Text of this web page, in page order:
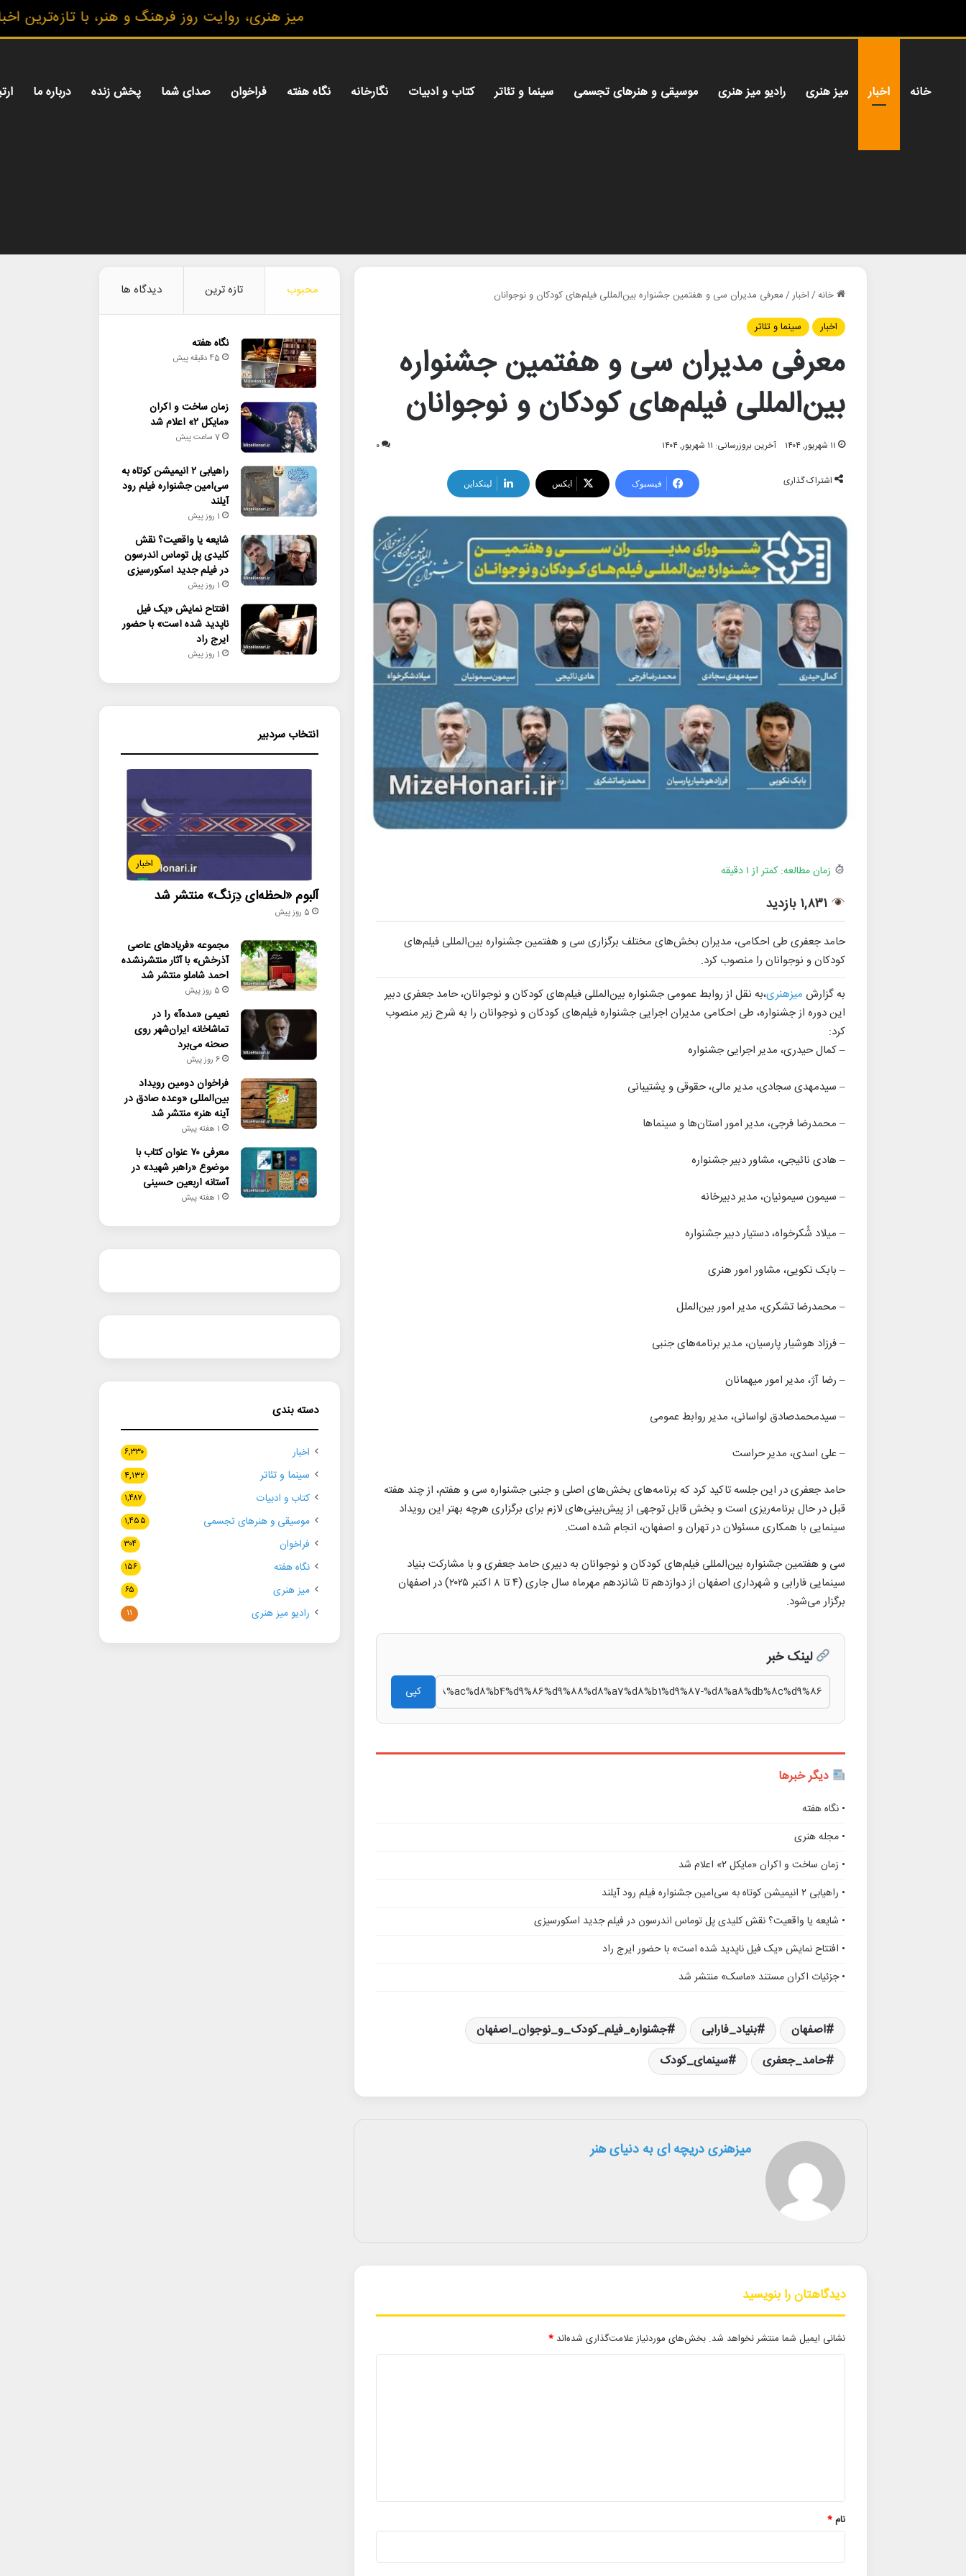
میز هنری، روایت روز فرهنگ و هنر، با تازه‌ترین اخبار،
خانه اخبار میز هنری رادیو میز هنری موسیقی و هنرهای تجسمی سینما و تئاتر کتاب و ادبیات نگارخانه نگاه هفته فراخوان صدای شما پخش زنده درباره ما
خانه/اخبار/معرفی مدیران سی و هفتمین جشنواره بین‌المللی فیلم‌های کودکان و نوجوانان
اخبار
سینما و تئاتر
معرفی مدیران سی و هفتمین جشنواره
بین‌المللی فیلم‌های کودکان و نوجوانان
۱۱ شهریور, ۱۴۰۴ آخرین بروزرسانی: ۱۱ شهریور, ۱۴۰۴ ۰
اشتراک گذاری فیسبوک ایکس لینکداین
زمان مطالعه: کمتر از ۱ دقیقه
۱,۸۳۱ بازدید
حامد جعفری طی احکامی، مدیران بخش‌های مختلف برگزاری سی و هفتمین جشنواره بین‌المللی فیلم‌های
کودکان و نوجوانان را منصوب کرد.
به گزارش میزهنری،به نقل از روابط عمومی جشنواره بین‌المللی فیلم‌های کودکان و نوجوانان، حامد جعفری دبیر
این دوره از جشنواره، طی احکامی مدیران اجرایی جشنواره فیلم‌های کودکان و نوجوانان را به شرح زیر منصوب
کرد:
– کمال حیدری، مدیر اجرایی جشنواره
– سیدمهدی سجادی، مدیر مالی، حقوقی و پشتیبانی
– محمدرضا فرجی، مدیر امور استان‌ها و سینماها
– هادی نائیجی، مشاور دبیر جشنواره
– سیمون سیمونیان، مدیر دبیرخانه
– میلاد شُکرخواه، دستیار دبیر جشنواره
– بابک نکویی، مشاور امور هنری
– محمدرضا تشکری، مدیر امور بین‌الملل
– فرزاد هوشیار پارسیان، مدیر برنامه‌های جنبی
– رضا آژ، مدیر امور میهمانان
– سیدمحمدصادق لواسانی، مدیر روابط عمومی
– علی اسدی، مدیر حراست
حامد جعفری در این جلسه تاکید کرد که برنامه‌های بخش‌های اصلی و جنبی جشنواره سی و هفتم، از چند هفته
قبل در حال برنامه‌ریزی است و بخش قابل توجهی از پیش‌بینی‌های لازم برای برگزاری هرچه بهتر این رویداد
سینمایی با همکاری مسئولان در تهران و اصفهان، انجام شده است.
سی و هفتمین جشنواره بین‌‌المللی فیلم‌های کودکان و نوجوانان به دبیری حامد جعفری و با مشارکت بنیاد
سینمایی فارابی و شهرداری اصفهان از دوازدهم تا شانزدهم مهرماه سال جاری (۴ تا ۸ اکتبر ۲۰۲۵) در اصفهان
برگزار می‌شود.
لینک خبر
کپی
دیگر خبرها
• نگاه هفته
• مجله هنری
• زمان ساخت و اکران «مایکل ۲» اعلام شد
• راهیابی ۲ انیمیشن کوتاه به سی‌امین جشنواره فیلم رود آیلند
• شایعه یا واقعیت؟ نقش کلیدی پل توماس اندرسون در فیلم جدید اسکورسیزی
• افتتاح نمایش «یک فیل ناپدید شده است» با حضور ایرج راد
• جزئیات اکران مستند «ماسک» منتشر شد
اصفهان بنیاد_فارابی
جشنواره_فیلم_کودک_و_نوجوان_اصفهان
حامد_جعفری
سینمای_کودک
میزهنری دریچه ای به دنیای هنر
دیدگاهتان را بنویسید
نشانی ایمیل شما منتشر نخواهد شد. بخش‌های موردنیاز علامت‌گذاری شده‌اند *
نام*
محبوب تازه ترین دیدگاه ها
نگاه هفته
45 دقیقه پیش
زمان ساخت و اکران
«مایکل ۲» اعلام شد
7 ساعت پیش
راهیابی ۲ انیمیشن کوتاه به
سی‌امین جشنواره فیلم رود
آیلند
1 روز پیش
شایعه یا واقعیت؟ نقش
کلیدی پل توماس اندرسون
در فیلم جدید اسکورسیزی
1 روز پیش
افتتاح نمایش «یک فیل
ناپدید شده است» با حضور
ایرج راد
1 روز پیش
انتخاب سردبیر
اخبار
آلبوم «لحظه‌ای دِرَنگ» منتشر شد
5 روز پیش
مجموعه «فریادهای عاصی
آذرخش» با آثار منتشرنشده
احمد شاملو منتشر شد
5 روز پیش
نعیمی «مده‌آ» را در
تماشاخانه ایران‌شهر روی
صحنه می‌برد
6 روز پیش
فراخوان دومین رویداد
بین‌المللی «وعده صادق در
آینه هنر» منتشر شد
1 هفته پیش
معرفی ۷۰ عنوان کتاب با
موضوع «راهبر شهید» در
آستانه اربعین حسینی
1 هفته پیش
دسته بندی
اخبار ۶,۳۳۰
سینما و تئاتر ۴,۱۳۲
کتاب و ادبیات ۱,۴۸۷
موسیقی و هنرهای تجسمی ۱,۴۵۵
فراخوان ۳۰۴
نگاه هفته ۱۵۶
میز هنری ۶۵
رادیو میز هنری ۱۱